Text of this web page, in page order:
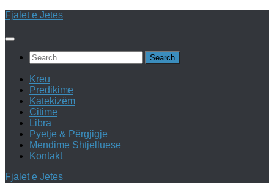
Skip
content
Fjalet e Jetes
Search
for:
Kreu
Predikime
Katekizëm
Citime
Libra
Pyetje & Përgjigje
Mendime Shtjelluese
Kontakt
Fjalet e Jetes